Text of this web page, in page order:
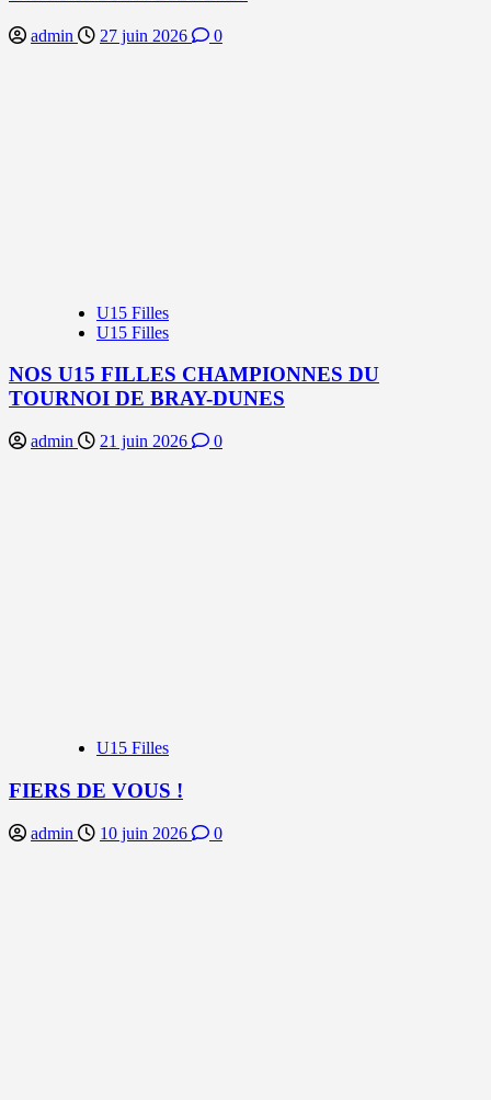
admin 27 juin 2026 0
U15 Filles
U15 Filles
NOS U15 FILLES CHAMPIONNES DU
TOURNOI DE BRAY-DUNES
admin 21 juin 2026 0
U15 Filles
FIERS DE VOUS !
admin 10 juin 2026 0